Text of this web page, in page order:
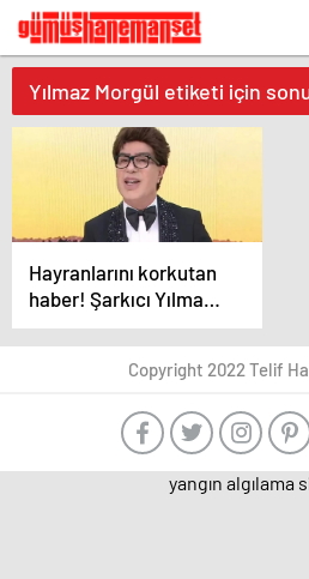
Yılmaz Morgül etiketi için
Hayranlarını korkutan
haber! Şarkıcı Yılmaz
Morgül hastaneye
kaldırıldı!
Copyright 2022 Telif
yangın algılama